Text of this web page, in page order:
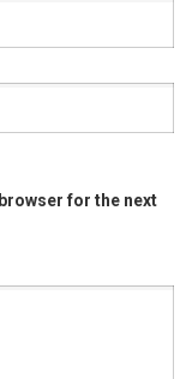
for the next